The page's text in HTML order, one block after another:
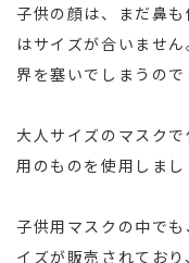
子供の顔は、まだ鼻
はサイズが合いませ
界を塞いでしまうので
大人サイズのマスク
用のものを使用しまし
子供用マスクの中で
イズが販売されてお